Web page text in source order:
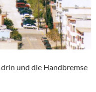
und die Handbremse